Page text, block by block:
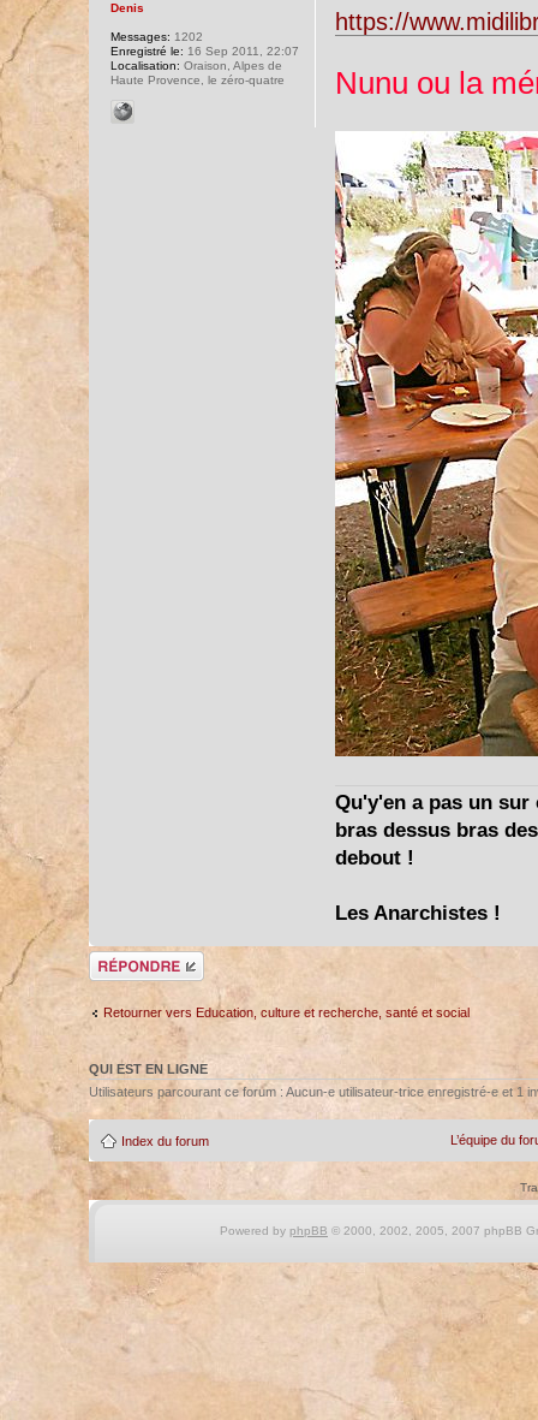
https://
Nunu ou la
Qu'y'en a pas un
bras dessus bras
debout !
Les Anarchistes !
Denis
Messages: 1202
Enregistré le: 16 Sep 2011, 22:07
Localisation: Oraison, Alpes de
Haute Provence, le zéro-quatre
Répondre
Retourner vers Education, culture et recherche, santé et social
QUI EST EN LIGNE
Utilisateurs parcourant ce forum : Aucun-e utilisateur-trice enregistré-e et 1
Index du forum L’équipe du
Powered by phpBB © 2000, 2002, 2005, 2007 phpBB